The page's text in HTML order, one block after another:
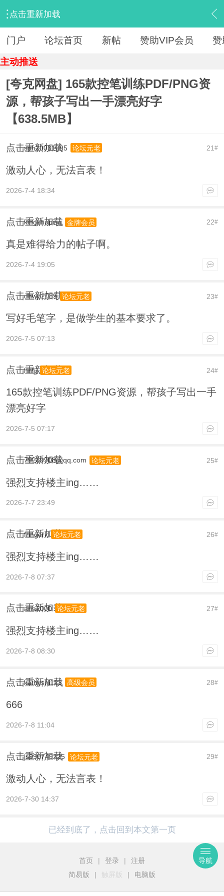
点击重新加载
› 【 资源区 】 › 『教育学习』 › 内容
门户 论坛首页 新帖 赞助VIP会员 赞
主动推送
[夸克网盘] 165款控笔训练PDF/PNG资
源，帮孩子写出一手漂亮好字
【638.5MB】
点击重新加载 21#
sph20031095 论坛元老
激动人心，无法言表！
2026-7-4 18:34
点击重新加载 22#
kingshuping 金牌会员
真是难得给力的帖子啊。
2026-7-4 19:05
点击重新加载 23#
dhwp2089 论坛元老
写好毛笔字，是做学生的基本要求了。
2026-7-5 07:13
点击重新加载 24#
hnfjj 论坛元老
165款控笔训练PDF/PNG资源，帮孩子写出一手
漂亮好字
2026-7-5 07:17
点击重新加载 25#
79289908@qq.com 论坛元老
强烈支持楼主ing……
2026-7-7 23:49
点击重新加载 26#
fringerk 论坛元老
强烈支持楼主ing……
2026-7-8 07:37
点击重新加载 27#
aria2000 论坛元老
强烈支持楼主ing……
2026-7-8 08:30
点击重新加载 28#
kathyshi123 高级会员
666
2026-7-8 11:04
点击重新加载 29#
js990749225 论坛元老
激动人心，无法言表！
2026-7-30 14:37
已经到底了，点击回到本文第一页
首页 | 登录 |
注册
简易版
| 触屏版 | 电脑版
导航